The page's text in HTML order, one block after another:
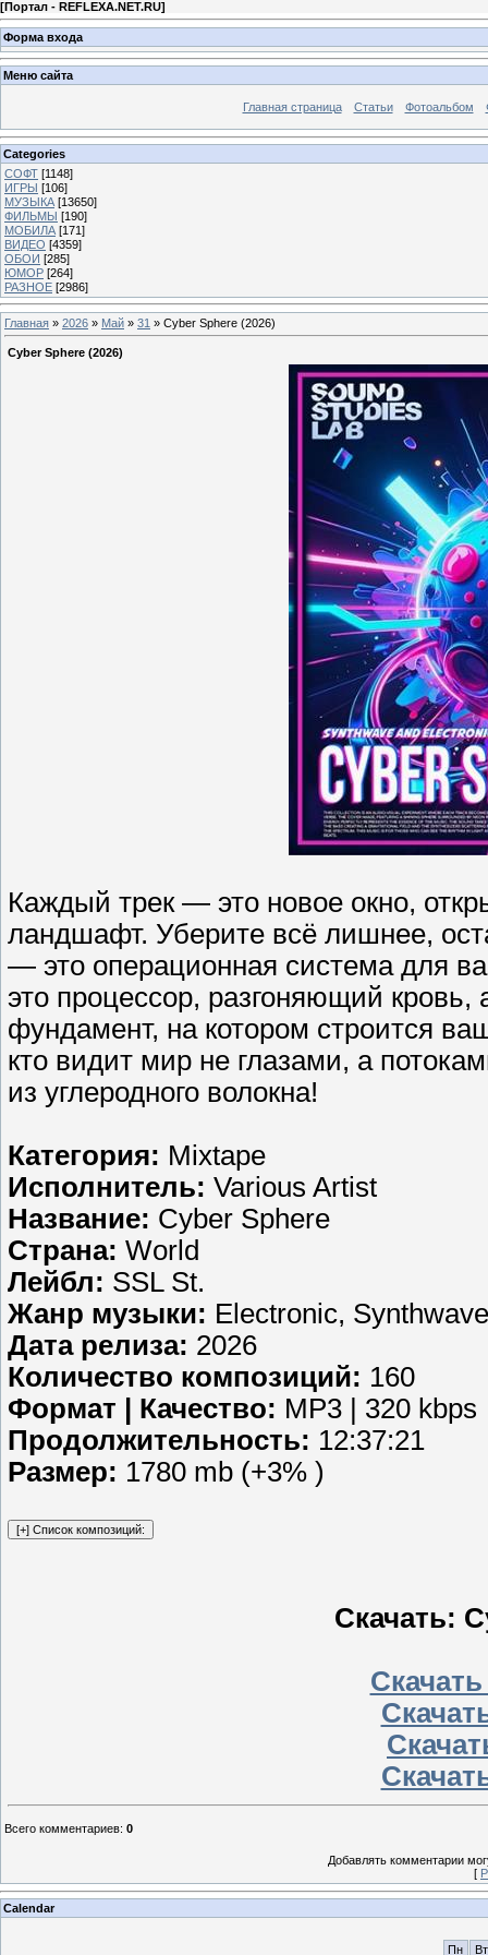
[Портал - REFLEXA.NET.RU]
Форма входа
Меню сайта
Главная страница Статьи Фотоальбом
Categories
СОФТ [1148]
ИГРЫ [106]
МУЗЫКА [13650]
ФИЛЬМЫ [190]
МОБИЛА [171]
ВИДЕО [4359]
ОБОИ [285]
ЮМОР [264]
РАЗНОЕ [2986]
Главная » 2026 » Май » 31 » Cyber Sphere (2026)
Cyber Sphere (2026)
Каждый трек — это новое окно,
ландшафт. Уберите всё лишнее,
— это операционная система для
это процессор, разгоняющий
фундамент, на котором строится
кто видит мир не глазами, а
из углеродного волокна!
Категория: Mixtape
Исполнитель: Various Artist
Название: Cyber Sphere
Страна: World
Лейбл: SSL St.
Жанр музыки: Electronic, Synthwave
Дата релиза: 2026
Количество композиций: 160
Формат | Качество: MP3 | 320 kbps
Продолжительность: 12:37:21
Размер: 1780 mb (+3% )
Скачать:
Всего комментариев: 0
Добавлять комментарии
[
Calendar
Пн Вт